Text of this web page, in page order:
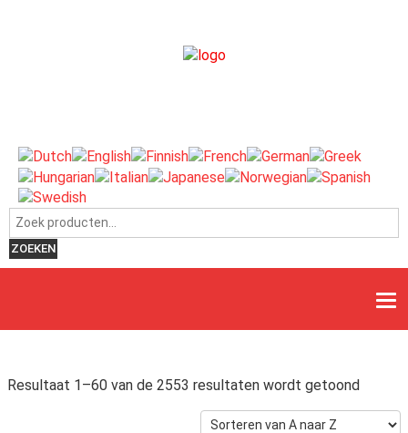
Zoeken naar:
ZOEKEN
Resultaat 1–60 van de 2553 resultaten wordt getoond